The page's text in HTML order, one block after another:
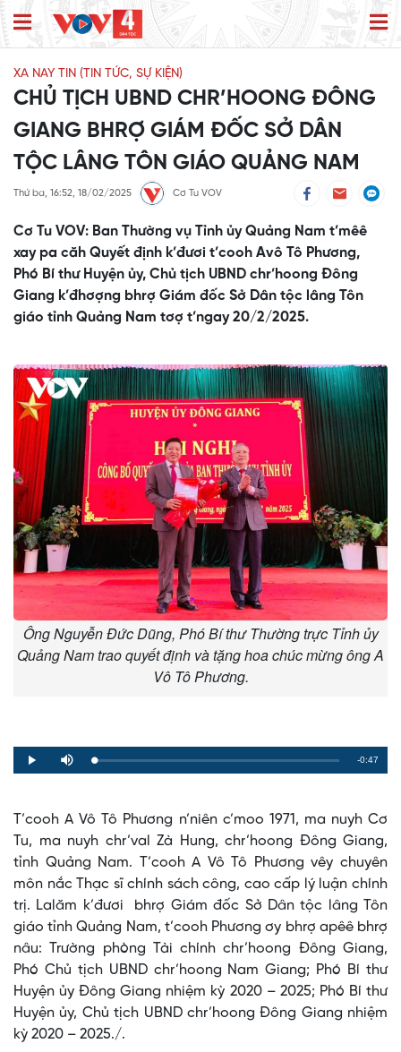
XA NAY TIN (TIN TỨC, SỰ KIỆN)
CHỦ TỊCH UBND CHR’HOONG ĐÔNG
GIANG BHRỢ GIÁM ĐỐC SỞ DÂN
TỘC LÂNG TÔN GIÁO QUẢNG NAM
Thứ ba, 16:52, 18/02/2025 Cơ Tu VOV
Cơ Tu VOV: Ban Thường vụ Tỉnh ủy Quảng Nam t’mêê
xay pa căh Quyết định k’đươi t’cooh Avô Tô Phương,
Phó Bí thư Huyện ủy, Chủ tịch UBND chr’hoong Đông
Giang k’đhơợng bhrợ Giám đốc Sở Dân tộc lâng Tôn
giáo tỉnh Quảng Nam tơợ t’ngay 20/2/2025.
Ông Nguyễn Đức Dũng, Phó Bí thư Thường trực Tỉnh ủy
Quảng Nam trao quyết định và tặng hoa chúc mừng ông A
Vô Tô Phương.
Play Mute Loaded:
0%
Progress:
0%
Remaining
-0:47
T’cooh A Vô Tô Phương n’niên c’moo 1971, ma nuyh Cơ
Tu, ma nuyh chr’val Zà Hung, chr’hoong Đông Giang,
tỉnh Quảng Nam. T’cooh A Vô Tô Phương vêy chuyên
môn nắc Thạc sĩ chính sách công, cao cấp lý luận chính
trị. Lalăm k’đươi bhrợ Giám đốc Sở Dân tộc lâng Tôn
giáo tỉnh Quảng Nam, t’cooh Phương ơy bhrợ apêê bhrợ
nâu: Trường phòng Tài chính chr’hoong Đông Giang,
Phó Chủ tịch UBND chr’hoong Nam Giang; Phó Bí thư
Huyện ủy Đông Giang nhiệm kỳ 2020 – 2025; Phó Bí thư
Huyện ủy, Chủ tịch UBND chr’hoong Đông Giang nhiệm
kỳ 2020 – 2025./.